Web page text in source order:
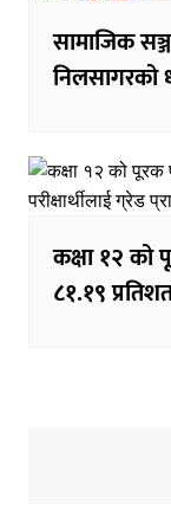
सामाजिक
निलसागरको
कक्षा १२ को
८१.१९ प्रतिशत